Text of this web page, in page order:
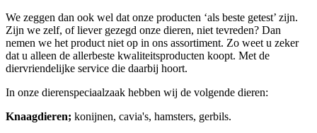
We zeggen dan ook wel dat onze producten ‘als beste getest’ zijn.
Zijn we zelf, of liever gezegd onze dieren, niet tevreden? Dan
nemen we het product niet op in ons assortiment. Zo weet u zeker
dat u alleen de allerbeste kwaliteitsproducten koopt. Met de
diervriendelijke service die daarbij hoort.
In onze dierenspeciaalzaak hebben wij de volgende dieren:
Knaagdieren; konijnen, cavia's, hamsters, gerbils.